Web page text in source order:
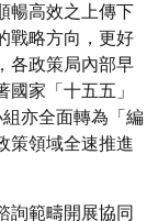
暢高效之上傳下
戰略方向，更好
各政策局內部早
家「十五五」
亦全面轉為「編
策領域全速推進
詢範疇開展協同